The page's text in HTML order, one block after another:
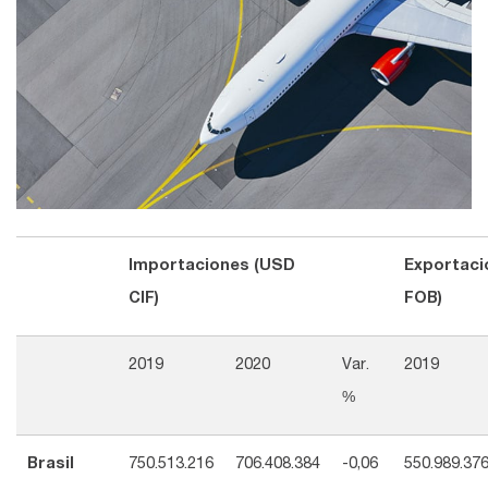
Importaciones (USD
CIF)
FOB)
2019 2020
Var.
%
2019
Brasil 750.513.216 706.408.384 -0,06 550.989.376